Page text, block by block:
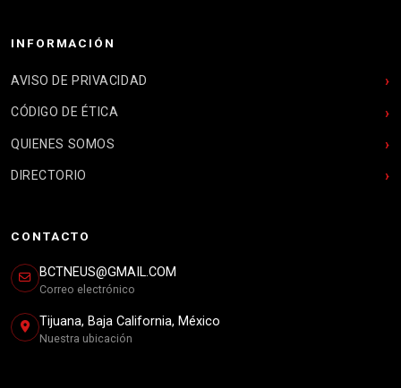
INFORMACIÓN
AVISO DE PRIVACIDAD
CÓDIGO DE ÉTICA
QUIENES SOMOS
DIRECTORIO
CONTACTO
BCTNEUS@GMAIL.COM
Correo electrónico
Tijuana, Baja California, México
Nuestra ubicación